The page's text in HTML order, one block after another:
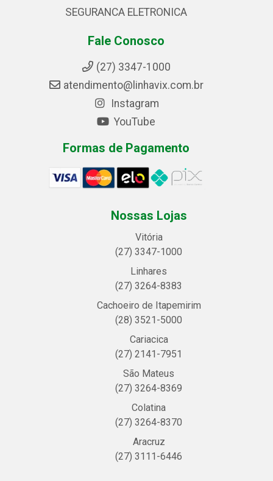
SEGURANCA ELETRONICA
Fale Conosco
(27) 3347-1000
atendimento@linhavix.com.br
Instagram
YouTube
Formas de Pagamento
Nossas Lojas
Vitória
(27) 3347-1000
Linhares
(27) 3264-8383
Cachoeiro de Itapemirim
(28) 3521-5000
Cariacica
(27) 2141-7951
São Mateus
(27) 3264-8369
Colatina
(27) 3264-8370
Aracruz
(27) 3111-6446